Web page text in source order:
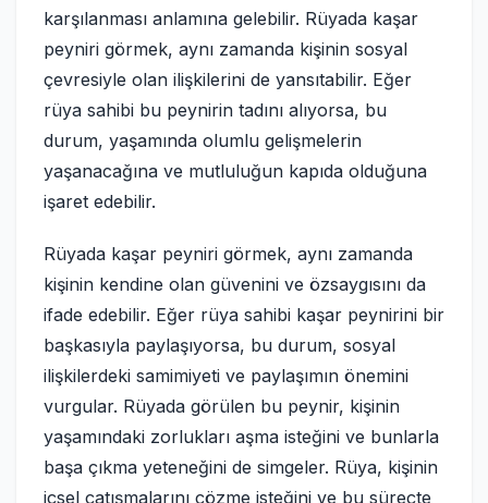
karşılanması anlamına gelebilir. Rüyada kaşar
peyniri görmek, aynı zamanda kişinin sosyal
çevresiyle olan ilişkilerini de yansıtabilir. Eğer
rüya sahibi bu peynirin tadını alıyorsa, bu
durum, yaşamında olumlu gelişmelerin
yaşanacağına ve mutluluğun kapıda olduğuna
işaret edebilir.
Rüyada kaşar peyniri görmek, aynı zamanda
kişinin kendine olan güvenini ve özsaygısını da
ifade edebilir. Eğer rüya sahibi kaşar peynirini bir
başkasıyla paylaşıyorsa, bu durum, sosyal
ilişkilerdeki samimiyeti ve paylaşımın önemini
vurgular. Rüyada görülen bu peynir, kişinin
yaşamındaki zorlukları aşma isteğini ve bunlarla
başa çıkma yeteneğini de simgeler. Rüya, kişinin
içsel çatışmalarını çözme isteğini ve bu süreçte